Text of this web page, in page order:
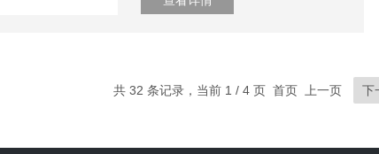
共 32 条记录，当前 1 / 4 页 首页 上一页 下